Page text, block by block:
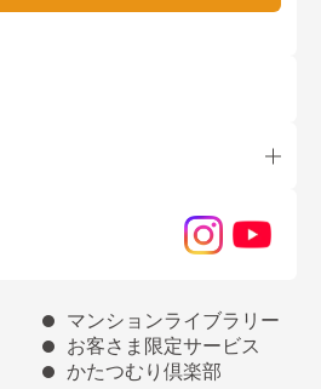
マンションライブラリー
お客さま限定サービス
かたつむり倶楽部